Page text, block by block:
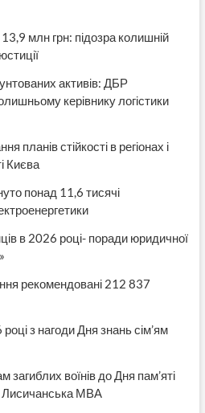
млн грн: підозра колишній
активів: ДБР
керівнику логістики
планів стійкості в регіонах і
Києва
понад 11,6 тисячі
в 2026 році- поради юридичної
рекомендовані 212 837
з нагоди Дня знань сім’ям
воїнів до Дня пам’яті
Лисичанська МВА